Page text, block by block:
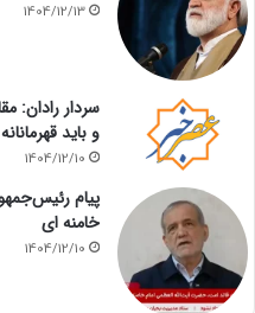
1404/12/13
سردار رادان:
و باید
1404/12/10
پیام
خامنه ای
1404/12/10